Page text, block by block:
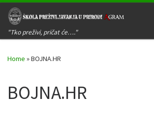
Skip to content
"Tko preživi, pričat će…."
Home »BOJNA.HR
BOJNA.HR